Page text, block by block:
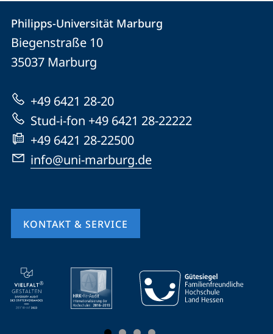
Kontakt
und
Informationen
zur
Website
Kontaktinformationen
Philipps-
Universität
Marburg
Philipps-Universität Marburg
Biegenstraße 10
35037 Marburg
+49 6421 28-20
Stud-i-fon +49 6421 28-22222
+49 6421 28-22500
info@uni-marburg.de
KONTAKT & SERVICE
Mobile-
Service-
Navigation